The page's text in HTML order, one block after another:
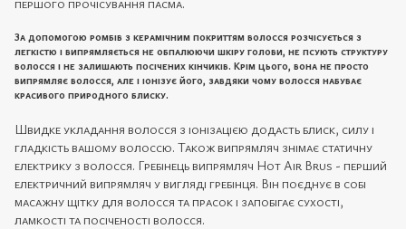
За допомогою ромбів з керамічним покриттям волосся розчісується з
легкістю і випрямляється не обпалюючи шкіру голови, не псують структуру
волосся і не залишають посічених кінчиків. Крім цього, вона не просто
випрямляє волосся, але і іонізує його, завдяки чому волосся набуває
красивого природного блиску.
Швидке укладання волосся з іонізацією додасть блиск, силу і
гладкість вашому волоссю. Також випрямляч знімає статичну
електрику з волосся. Гребінець випрямляч Hot Air Brus - перший
електричний випрямляч у вигляді гребінця. Він поєднує в собі
масажну щітку для волосся та прасок і запобігає сухості,
ламкості та посіченості волосся.